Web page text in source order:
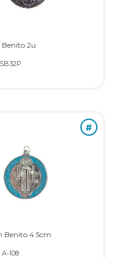
Benito 2u
#
Benito 4.5cm
108